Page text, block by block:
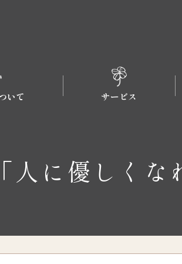
いて サービス
プラン
人に優しくな